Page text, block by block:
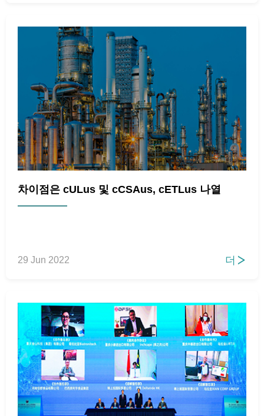
차이점은 cULus 및 cCSAus, cETLus 나열
29 Jun 2022 더 